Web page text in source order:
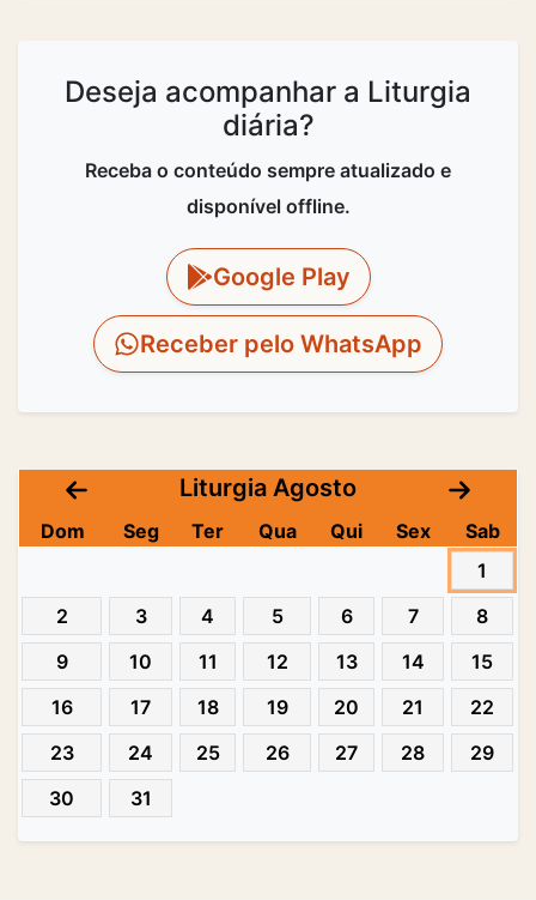
Deseja acompanhar a Liturgia
diária?
Receba o conteúdo sempre atualizado e
disponível offline.
Google Play
Receber pelo WhatsApp
Liturgia Agosto
Dom Seg Ter Qua Qui Sex
Sab
1
2
3 4 5 6 7
8
9
10 11 12 13 14
15
16
17 18 19 20 21
22
23
24 25 26 27 28
29
30
31